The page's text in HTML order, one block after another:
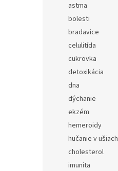
astma
bolesti
bradavice
celulitída
cukrovka
detoxikácia
dna
dýchanie
ekzém
hemeroidy
hučanie v ušiach
cholesterol
imunita